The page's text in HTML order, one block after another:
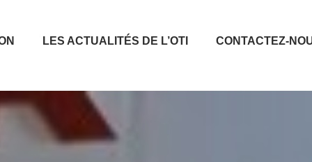
LES ACTUALITÉS DE L’OTI CONTACTEZ-